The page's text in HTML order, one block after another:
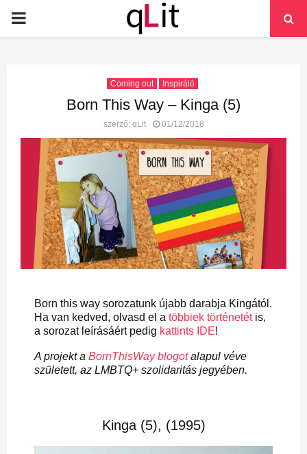
PRIMARY
Coming out Inspiráló
Born This Way – Kinga (5)
szerző: qLit 01/12/2018
Born this way sorozatunk újabb darabja Kingától.
Ha van kedved, olvasd el a többiek történetétis,
a sorozat leírásáért pedig kattints IDE!
A projekt a BornThisWay blogotalapul véve
született, az LMBTQ+ szolidaritás jegyében.
Kinga (5), (1995)